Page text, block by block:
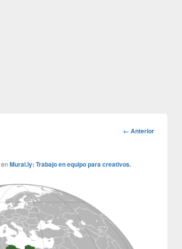
Navegador
← Anterior
en Mural.ly: Trabajo en equipo para creativos.